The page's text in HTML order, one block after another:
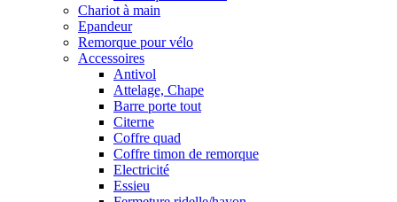
Chariot à main
Epandeur
Remorque pour vélo
Accessoires
Antivol
Attelage, Chape
Barre porte tout
Citerne
Coffre quad
Coffre timon de remorque
Electricité
Essieu